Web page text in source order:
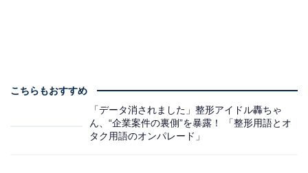
こちらもおすすめ
「データ消されました」整形アイドル轟ちゃ
ん、“企業案件の裏側”を暴露！ 「整形用語とオ
タク用語のオンパレード」